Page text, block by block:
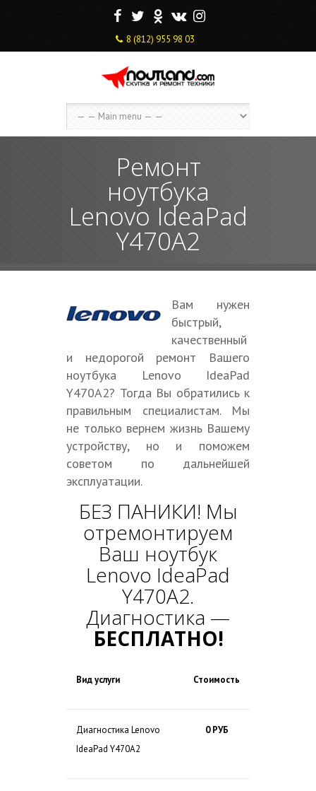
F T O V I
8 (812) 955 98 03
Ремонт
ноутбука
Lenovo IdeaPad
Y470A2
Вам нужен
быстрый,
качественный
и недорогой ремонт Вашего
ноутбука Lenovo IdeaPad
Y470A2? Тогда Вы обратились к
правильным специалистам. Мы
не только вернем жизнь Вашему
устройству, но и поможем
советом по дальнейшей
эксплуатации.
БЕЗ ПАНИКИ! Мы
отремонтируем
Ваш ноутбук
Lenovo IdeaPad
Y470A2.
Диагностика —
БЕСПЛАТНО!
Вид услуги Стоимость
Диагностика Lenovo
IdeaPad Y470A2
0 РУБ